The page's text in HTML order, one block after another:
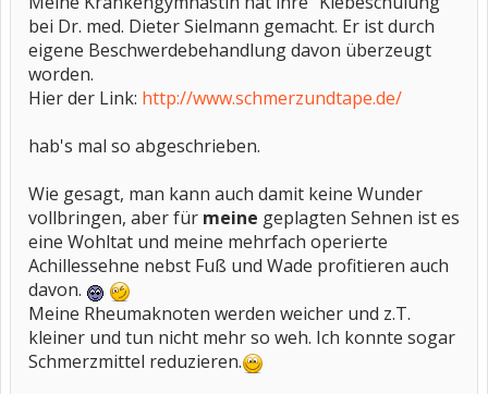
bei Dr. med. Dieter Sielmann gemacht. Er ist durch
eigene Beschwerdebehandlung davon überzeugt
worden.
Hier der Link: http://www.schmerzundtape.de/
hab's mal so abgeschrieben.
Wie gesagt, man kann auch damit keine Wunder
vollbringen, aber für meine geplagten Sehnen ist es
eine Wohltat und meine mehrfach operierte
Achillessehne nebst Fuß und Wade profitieren auch
davon.
Meine Rheumaknoten werden weicher und z.T.
kleiner und tun nicht mehr so weh. Ich konnte sogar
Schmerzmittel reduzieren.